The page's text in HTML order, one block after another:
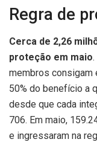
Regra de
Cerca de 2,26
proteção em maio
membros consigam
50% do benefício a
desde que cada
706. Em maio,
e ingressaram na